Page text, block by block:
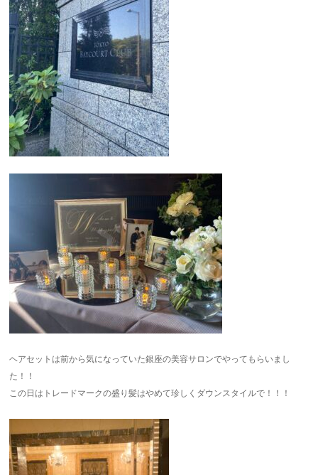
ヘアセットは前から気になっていた銀座の美容サロンでやってもらいまし
た！！
この日はトレードマークの盛り髪はやめて珍しくダウンスタイルで！！！